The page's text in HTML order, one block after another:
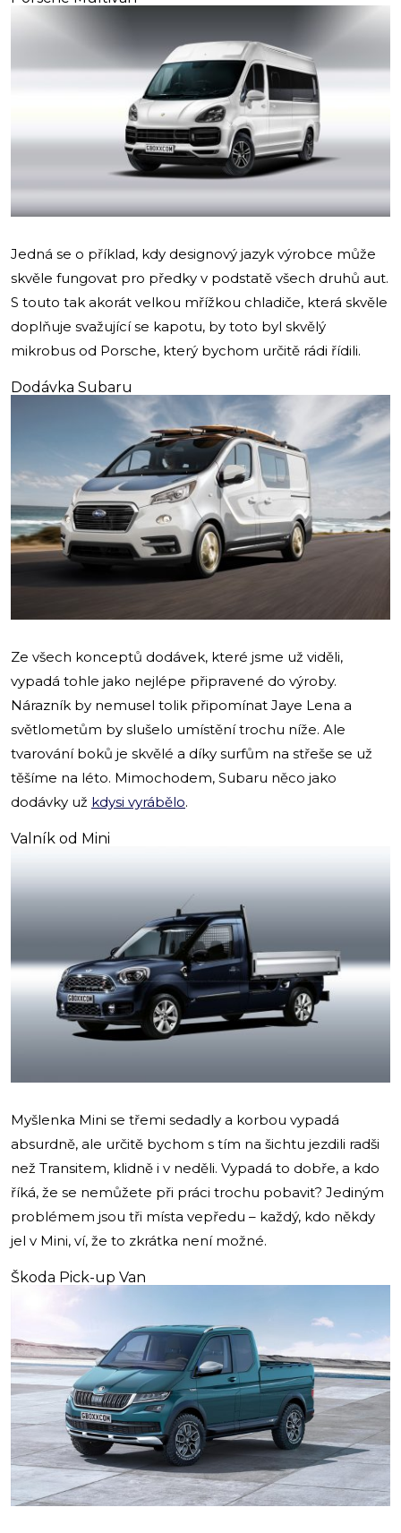
Jedná se o příklad, kdy designový jazyk výrobce může
skvěle fungovat pro předky v podstatě všech druhů aut.
S touto tak akorát velkou mřížkou chladiče, která skvěle
doplňuje svažující se kapotu, by toto byl skvělý
mikrobus od Porsche, který bychom určitě rádi řídili.
Dodávka Subaru
Ze všech konceptů dodávek, které jsme už viděli,
vypadá tohle jako nejlépe připravené do výroby.
Nárazník by nemusel tolik připomínat Jaye Lena a
světlometům by slušelo umístění trochu níže. Ale
tvarování boků je skvělé a díky surfům na střeše se už
těšíme na léto. Mimochodem, Subaru něco jako
dodávky už kdysi vyrábělo.
Valník od Mini
Myšlenka Mini se třemi sedadly a korbou vypadá
absurdně, ale určitě bychom s tím na šichtu jezdili radši
než Transitem, klidně i v neděli. Vypadá to dobře, a kdo
říká, že se nemůžete při práci trochu pobavit? Jediným
problémem jsou tři místa vepředu – každý, kdo někdy
jel v Mini, ví, že to zkrátka není možné.
Škoda Pick-up Van